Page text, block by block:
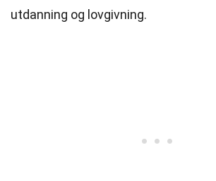
utdanning og lovgivning.